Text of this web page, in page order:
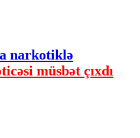
narkotiklə
müsbət çıxdı